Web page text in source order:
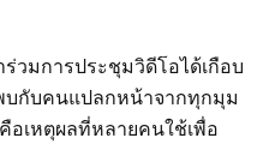
วมการประชุมวิดีโอได้เกือบ
บกับคนแปลกหน้าจากทุกมุม
เหตุผลที่หลายคนใช้เพื่อ